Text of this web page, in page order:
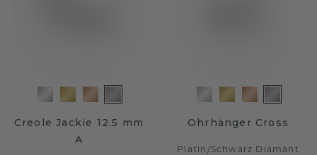
Creole Jackie 12.5 mm
A
Ohrhänger Cross
Platin /Schwarz Diamant